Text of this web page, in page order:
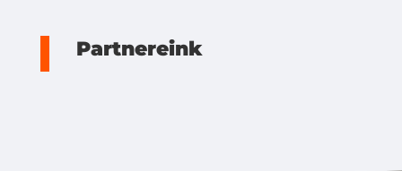
Partnereink